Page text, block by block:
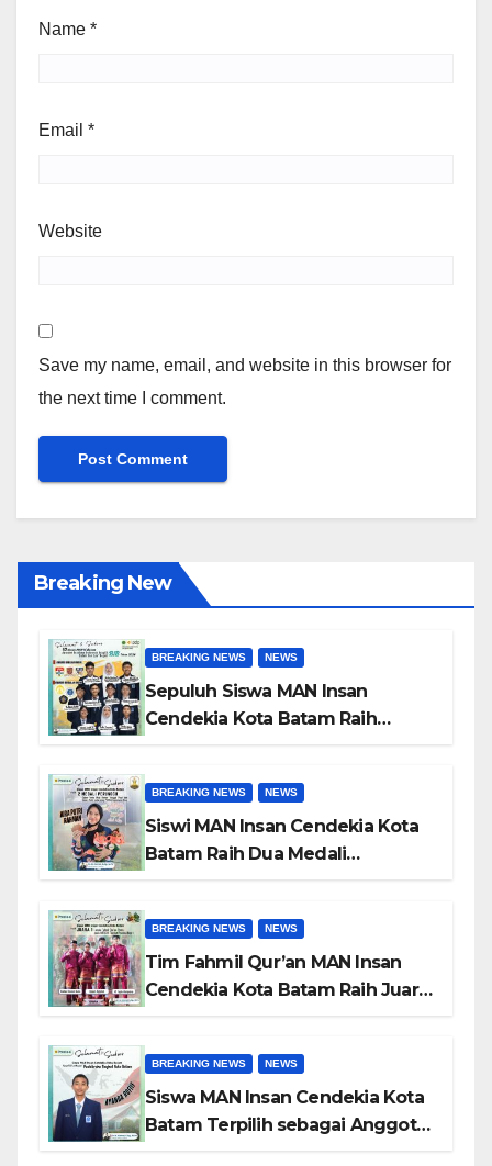
Name *
Email *
Website
Save my name, email, and website in this browser for
the next time I comment.
Breaking New
BREAKING NEWS NEWS
Sepuluh Siswa MAN Insan
Cendekia Kota Batam Raih
Luar Negeri
BREAKING NEWS NEWS
Siswi MAN Insan Cendekia Kota
Batam Raih Dua Medali
Meja
BREAKING NEWS NEWS
Tim Fahmil Qur’an MAN Insan
Cendekia Kota Batam Raih Juara
BREAKING NEWS NEWS
Siswa MAN Insan Cendekia Kota
Batam Terpilih sebagai Anggota